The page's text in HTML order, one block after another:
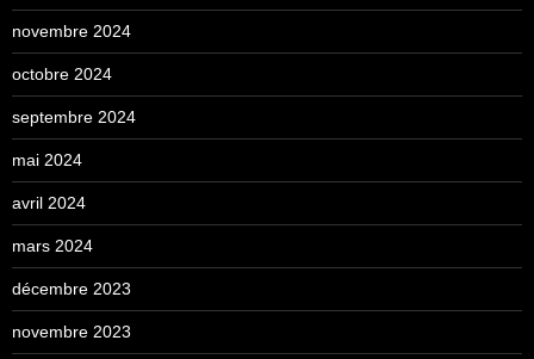
novembre 2024
octobre 2024
septembre 2024
mai 2024
avril 2024
mars 2024
décembre 2023
novembre 2023